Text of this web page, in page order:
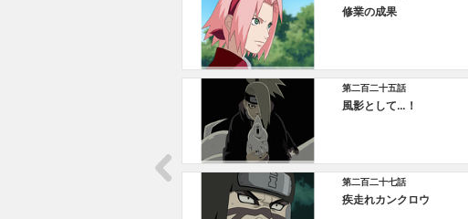
修業の成果
第二百二十五話
風影として…！
第二百二十七話
疾走れカンクロウ